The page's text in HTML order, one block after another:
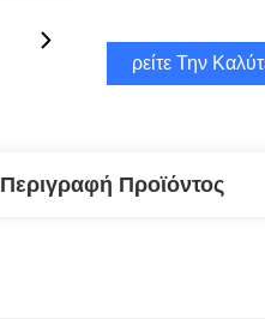
Βρείτε Την
Περιγραφή Προϊόντος